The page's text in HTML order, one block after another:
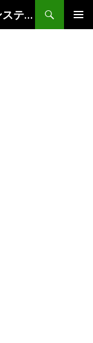
グローバルマクロ・リサーチ・インスティテュート